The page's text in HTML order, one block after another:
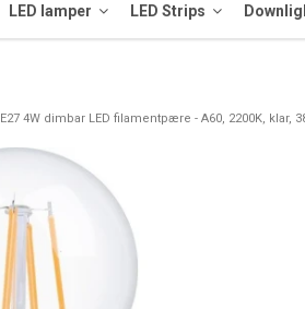
LED lamper LED Strips
E27 4W dimbar LED filamentpære - A60, 2200K, klar,